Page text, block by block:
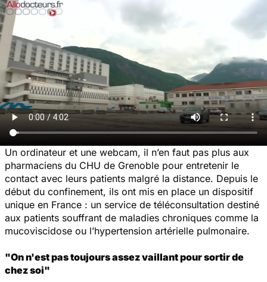
Un ordinateur et une webcam, il n’en faut pas plus aux
pharmaciens du CHU de Grenoble pour entretenir le
contact avec leurs patients malgré la distance. Depuis le
début du confinement, ils ont mis en place un dispositif
unique en France : un service de téléconsultation destiné
aux patients souffrant de maladies chroniques comme la
mucoviscidose ou l’hypertension artérielle pulmonaire.
"On n'est pas toujours assez vaillant pour sortir de
chez soi"